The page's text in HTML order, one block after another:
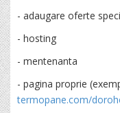
- adaugare oferte
- hosting
- mentenanta
- pagina proprie
termopane.com/